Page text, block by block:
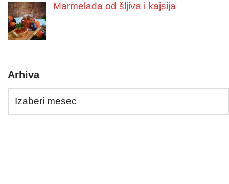
Marmelada od šljiva i kajsija
Arhiva